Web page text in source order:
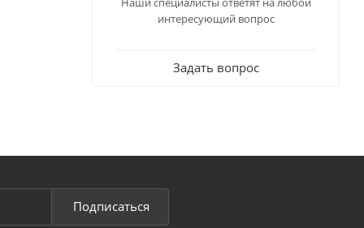
интересующий вопрос
Задать вопрос
Подписаться